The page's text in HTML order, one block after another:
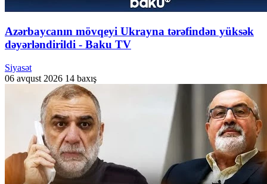
Azərbaycanın mövqeyi Ukrayna tərəfindən yüksək
dəyərləndirildi - Baku TV
Siyasət
06 avqust 2026 14 baxış